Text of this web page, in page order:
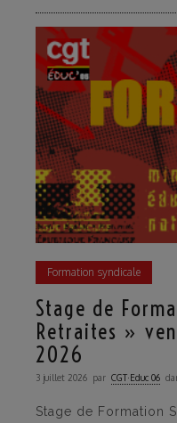
Formation syndicale
Stage de
Retraites »
2026
3 juillet 2026 par CGT·Educ 06
Stage de Formation